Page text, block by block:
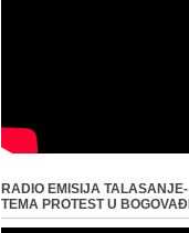
RADIO EMISIJA TALASANJE-
TEMA PROTEST U BOGOVAĐI